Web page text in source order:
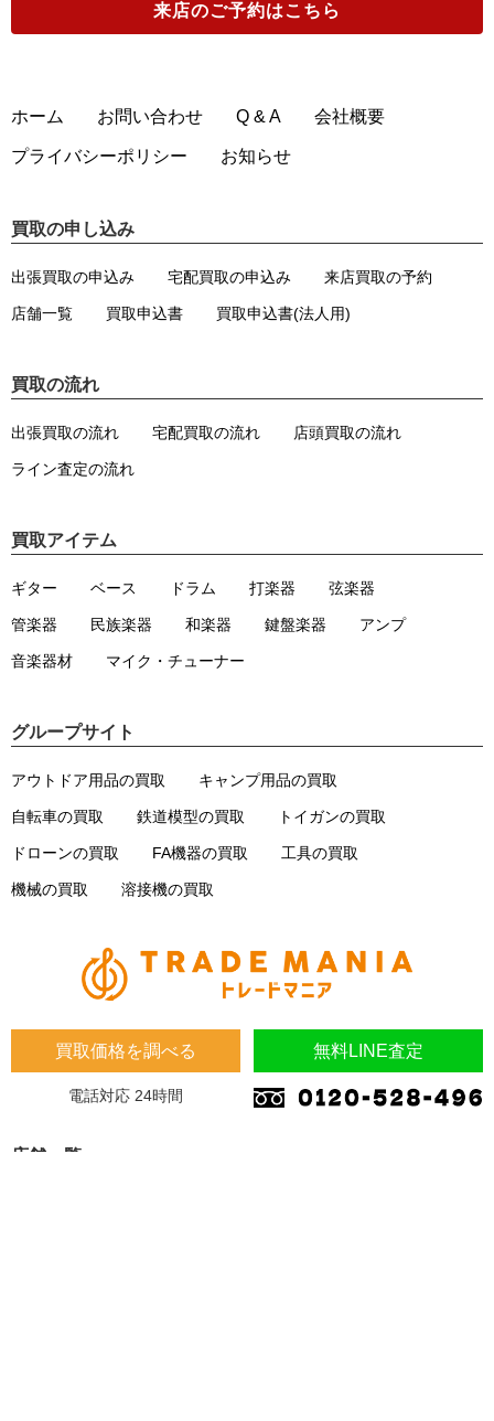
来店のご予約はこちら
買取価格を調べる 無料LINE査定
電話対応 24時間
店舗一覧
ホーム お問い合わせ Q & A 会社概要
プライバシーポリシー お知らせ
買取の申し込み
出張買取の申込み 宅配買取の申込み 来店買取の予約
店舗一覧 買取申込書 買取申込書(法人用)
買取の流れ
出張買取の流れ 宅配買取の流れ 店頭買取の流れ
ライン査定の流れ
買取アイテム
ギター ベース ドラム 打楽器 弦楽器
管楽器 民族楽器 和楽器 鍵盤楽器 アンプ
音楽器材 マイク・チューナー
グループサイト
アウトドア用品の買取 キャンプ用品の買取
自転車の買取 鉄道模型の買取 トイガンの買取
ドローンの買取 FA機器の買取 工具の買取
機械の買取 溶接機の買取